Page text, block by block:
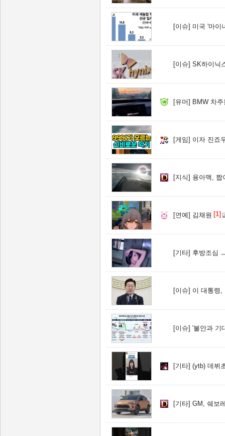
[이슈] 미국 '마이너
[이슈] SK하이닉스, 주
[유머] BMW 차
[게임] 이자 진죠
[지식] 용아맥, 짭
[연예] 김채원 [1]
[기타] 후방조심
[이슈] 이 대통령, ISA·
[이슈] '불안과 기대 사이'
[기타] (ytb) 데뷔초에
[기타] GM, 쉐보